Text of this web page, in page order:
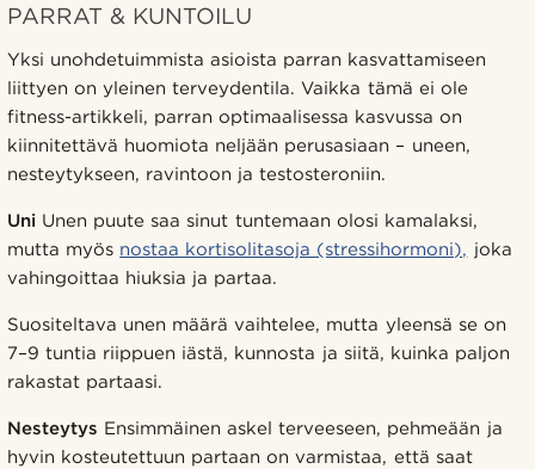
PARRAT & KUNTOILU
Yksi unohdetuimmista asioista parran kasvattamiseen
liittyen on yleinen terveydentila. Vaikka tämä ei ole
fitness-artikkeli, parran optimaalisessa kasvussa on
kiinnitettävä huomiota neljään perusasiaan – uneen,
nesteytykseen, ravintoon ja testosteroniin.
Uni Unen puute saa sinut tuntemaan olosi kamalaksi,
mutta myös nostaa kortisolitasoja (stressihormoni), joka
vahingoittaa hiuksia ja partaa.
Suositeltava unen määrä vaihtelee, mutta yleensä se on
7–9 tuntia riippuen iästä, kunnosta ja siitä, kuinka paljon
rakastat partaasi.
Nesteytys Ensimmäinen askel terveeseen, pehmeään ja
hyvin kosteutettuun partaan on varmistaa, että saat